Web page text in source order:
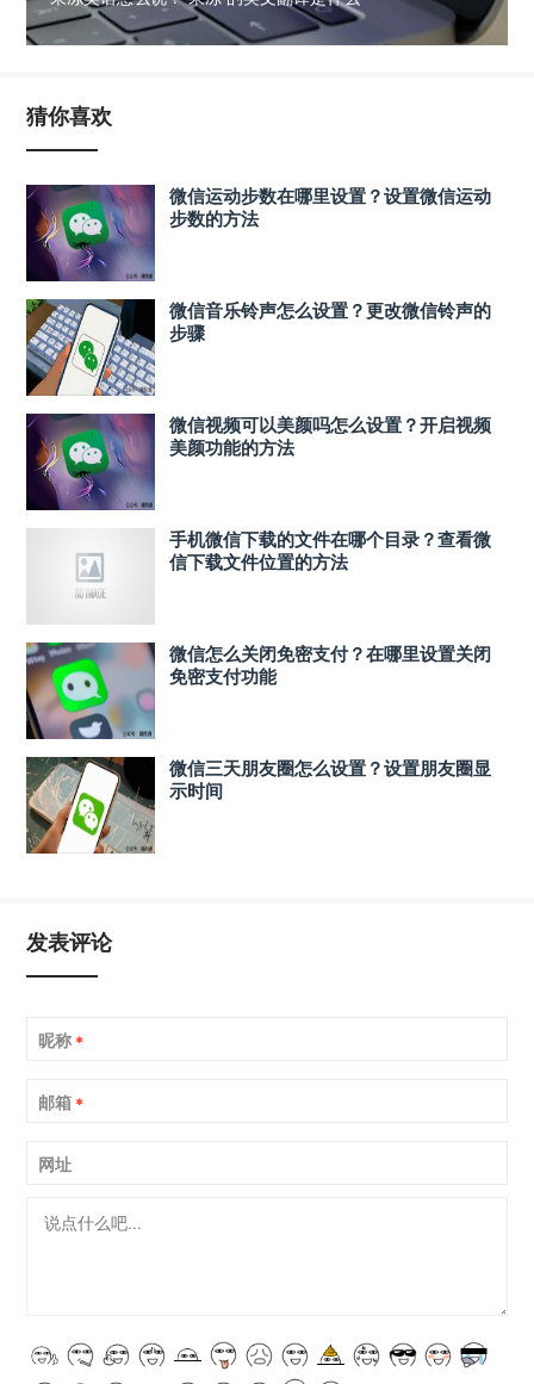
猜你喜欢
微信运动步数在哪里设置？设置微信运动
步数的方法
微信音乐铃声怎么设置？更改微信铃声的
步骤
微信视频可以美颜吗怎么设置？开启视频
美颜功能的方法
手机微信下载的文件在哪个目录？查看微
信下载文件位置的方法
微信怎么关闭免密支付？在哪里设置关闭
免密支付功能
微信三天朋友圈怎么设置？设置朋友圈显
示时间
发表评论
昵称 *
邮箱 *
网址